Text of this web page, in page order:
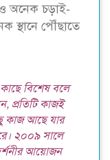
অনেক চড়াই-
স্থানে পৌঁছাতে
বিশেষ বলে
প্রতিটি কাজই
কাজ আছে যার
২০০৯ সালে
আয়োজন